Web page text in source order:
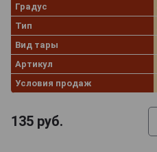
Градус
Тип
Вид тары
Артикул
Условия продаж
135 руб.